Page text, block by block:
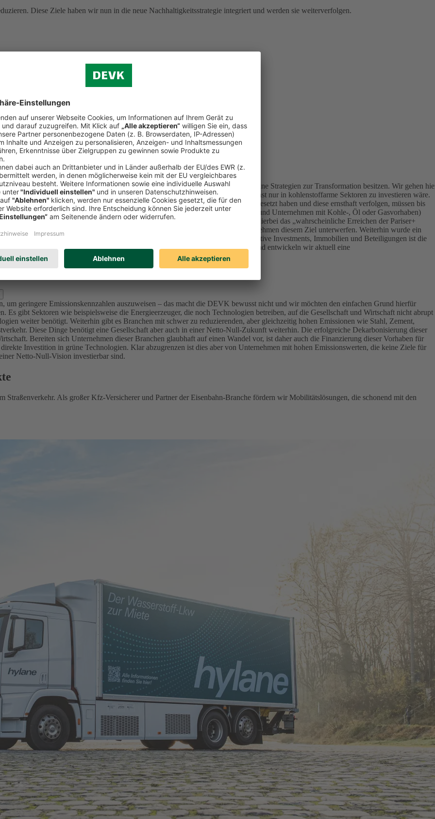
Diese Ziele haben wir nun in die neue Nachhaltigkeitsstrategie integriert und werden sie weiterverfolgen.
Pandemie-Effekte.
in Unternehmen (Aktien und Unternehmensanleihen) reduziert, die keine Strategien zur Transformation besitzen. Wir gehen
bewerten und nicht nur Emissionswerte zu betrachten, da in der Konsequenz sonst nur in kohlenstoffarme Sektoren zu investieren wäre.
sich ambitionierte Ziele im Einklang mit den internationalen Klimazielen gesetzt haben und diese ernsthaft verfolgen, müssen bis
Unternehmen bzw. Projekte (u.a. Sektoren Utilities, Materials, Energy und Unternehmen mit Kohle-, Öl oder Gasvorhaben)
an die Ziele – die von der Ratingagentur ISS ESG überprüft werden – ist hierbei das „wahrscheinliche Erreichen der Pariser+
dieses Portfolio der DEVK bis 2050 festgelegt, da sich alle investierten Unternehmen diesem Ziel unterwerfen. Weiterhin wurde ein
bis 2040 in den Kapitalanlagen festgelegt.
Für die Assetklassen Alternative Investments, Immobilien und Beteiligungen ist die
der wir uns in den nächsten Jahren stellen. Für den Immobiliendirektbestand entwickeln wir aktuell eine
ausschließen?
um geringere Emissionskennzahlen auszuweisen – das macht die DEVK bewusst nicht und wir möchten den einfachen Grund hierfür
Es gibt Sektoren wie beispielsweise die Energieerzeuger, die noch Technologien betreiben, auf die Gesellschaft und Wirtschaft nicht abrupt
weiter benötigt. Weiterhin gibt es Branchen mit schwer zu reduzierenden, aber gleichzeitig hohen Emissionen wie Stahl, Zement,
Diese Dinge benötigt eine Gesellschaft aber auch in einer Netto-Null-Zukunft weiterhin. Die erfolgreiche Dekarbonisierung dieser
Bereiten sich Unternehmen dieser Branchen glaubhaft auf einen Wandel vor, ist daher auch die Finanzierung dieser Vorhaben für
Investition in grüne Technologien. Klar abzugrenzen ist dies aber von Unternehmen mit hohen Emissionswerten, die keine Ziele für
Netto-Null-Vision investierbar sind.
Straßenverkehr. Als großer Kfz-Versicherer und Partner der Eisenbahn-Branche fördern wir Mobilitätslösungen, die schonend mit den